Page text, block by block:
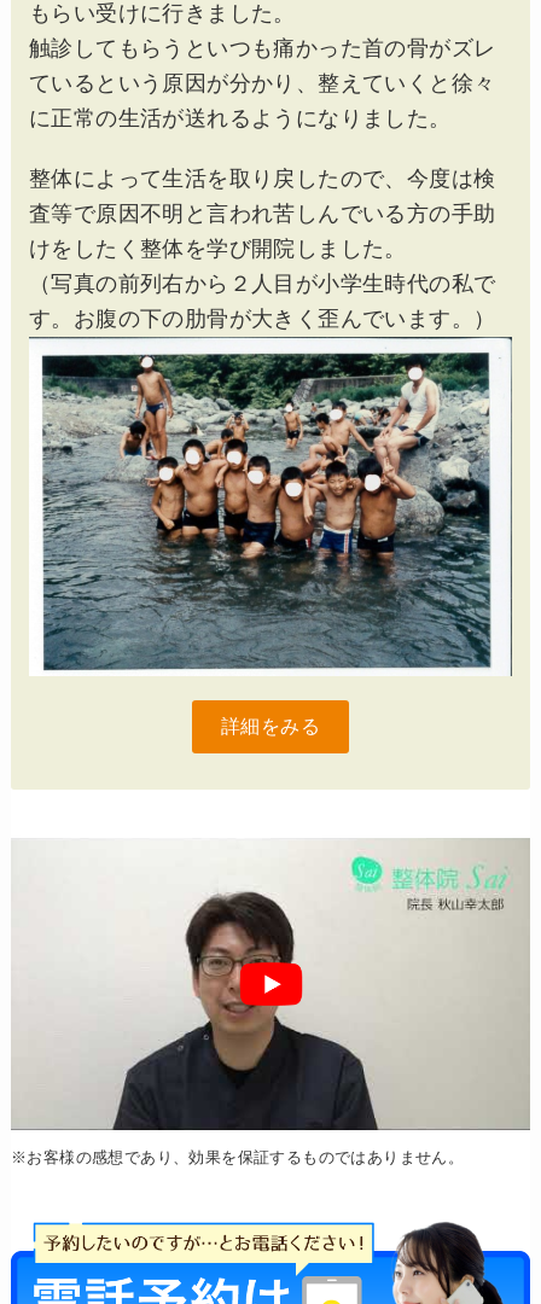
もらい受けに行きました。
触診してもらうといつも痛かった首の骨がズレ
ているという原因が分かり、整えていくと徐々
に正常の生活が送れるようになりました。
整体によって生活を取り戻したので、今度は検
査等で原因不明と言われ苦しんでいる方の手助
けをしたく整体を学び開院しました。
（写真の前列右から２人目が小学生時代の私で
す。お腹の下の肋骨が大きく歪んでいます。）
詳細をみる
※お客様の感想であり、効果を保証するものではありません。